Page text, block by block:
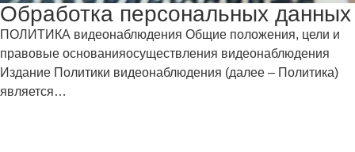
Обработка персональных данных
ПОЛИТИКА видеонаблюдения Общие положения, цели и
правовые основанияосуществления видеонаблюдения
Издание Политики видеонаблюдения (далее – Политика)
является…